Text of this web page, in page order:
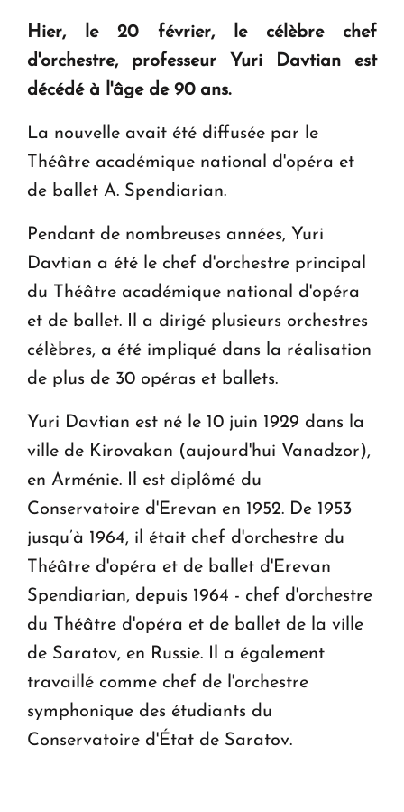
KASA : 30 ans d'audace, de résilience et d'avenir
en Arménie
Le premier hôtel Hyatt Regency d'Arménie
ouvrira ses portes à Dilijan
Hier, le 20 février, le célèbre chef
d'orchestre, professeur Yuri Davtian est
décédé à l'âge de 90 ans.
La nouvelle avait été diffusée par le
Théâtre académique national d'opéra et
de ballet A. Spendiarian.
Pendant de nombreuses années, Yuri
Davtian a été le chef d'orchestre principal
du Théâtre académique national d'opéra
et de ballet. Il a dirigé plusieurs orchestres
célèbres, a été impliqué dans la réalisation
de plus de 30 opéras et ballets.
Yuri Davtian est né le 10 juin 1929 dans la
ville de Kirovakan (aujourd'hui Vanadzor),
en Arménie. Il est diplômé du
Conservatoire d'Erevan en 1952. De 1953
jusqu’à 1964, il était chef d'orchestre du
Théâtre d'opéra et de ballet d'Erevan
Spendiarian, depuis 1964 - chef d'orchestre
du Théâtre d'opéra et de ballet de la ville
de Saratov, en Russie. Il a également
travaillé comme chef de l'orchestre
symphonique des étudiants du
Conservatoire d'État de Saratov.